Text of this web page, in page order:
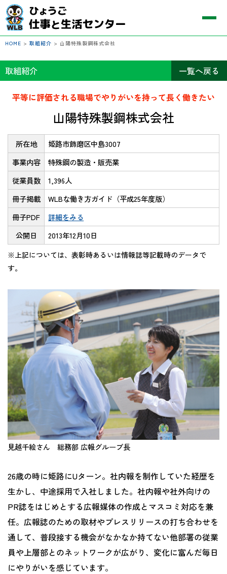
HOME > 取組紹介 > 山陽特殊製鋼株式会社
取組紹介 一覧へ戻る
平等に評価される職場でやりがいを持って長く働きたい
山陽特殊製鋼株式会社
所在地
姫路市飾磨区中島3007
事業内容
特殊鋼の製造・販売業
従業員数
1,396人
冊子掲載
WLBな働き方ガイド（平成25年度版）
冊子PDF
詳細をみる
公開日
2013年12月10日
※上記については、表彰時あるいは情報誌等記載時のデータで
す。
見越千絵さん 総務部 広報グループ長
26歳の時に姫路にUターン。社内報を制作していた経歴を
生かし、中途採用で入社しました。社内報や社外向けの
PR誌をはじめとする広報媒体の作成とマスコミ対応を兼
任。広報誌のための取材やプレスリリースの打ち合わせを
通して、普段接する機会がなかなか持てない他部署の従業
員や上層部とのネットワークが広がり、変化に富んだ毎日
にやりがいを感じています。